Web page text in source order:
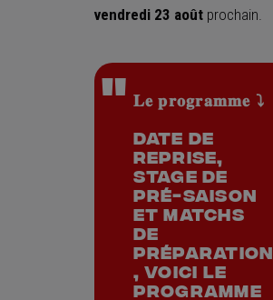
vendredi 23 août prochain.
𝐋𝐞 𝐩𝐫𝐨𝐠𝐫𝐚𝐦𝐦𝐞 ⤵
Date de
reprise,
stage de
pré-saison
et matchs
de
préparation
, voici le
programme